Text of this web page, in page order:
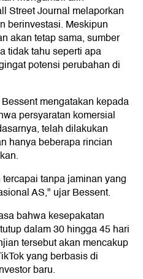
Street Journal melaporkan
berinvestasi. Meskipun
akan tetap sama, sumber
tidak tahu seperti apa
potensi perubahan di
mengatakan kepada
persyaratan komersial
telah dilakukan
hanya beberapa rincian
tanpa jaminan yang
AS," ujar Bessent.
bahwa kesepakatan
dalam 30 hingga 45 hari
tersebut akan mencakup
yang berbasis di
baru.